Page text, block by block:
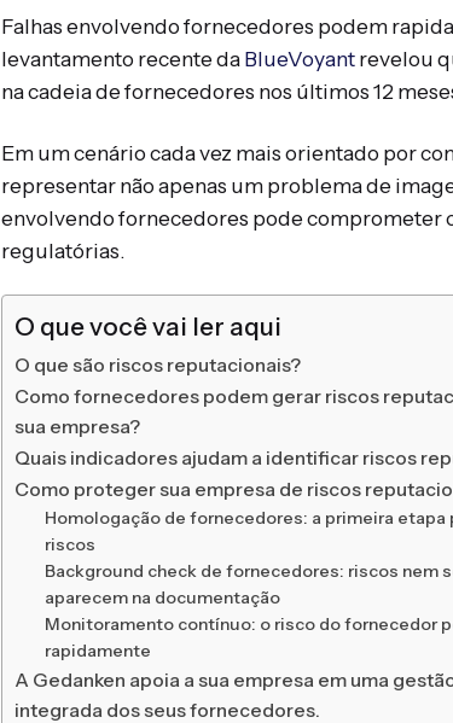
Falhas envolvendo fornecedores podem
levantamento recente daBlueVoyantrevelou
na cadeia de fornecedores nos últimos 12
Em um cenário cada vez mais orientado por
representar não apenas um problema de
envolvendo fornecedores pode comprometer
regulatórias.
O que você vai ler aqui
O que são riscos reputacionais?
Como fornecedores podem gerar riscos
sua empresa?
Quais indicadores ajudam a identificar riscos
Como proteger sua empresa de riscos
Homologação de fornecedores: a primeira etapa
riscos
Background check de fornecedores: riscos nem
aparecem na documentação
Monitoramento contínuo: o risco do fornecedor
rapidamente
A Gedanken apoia a sua empresa em uma
integrada dos seus fornecedores.